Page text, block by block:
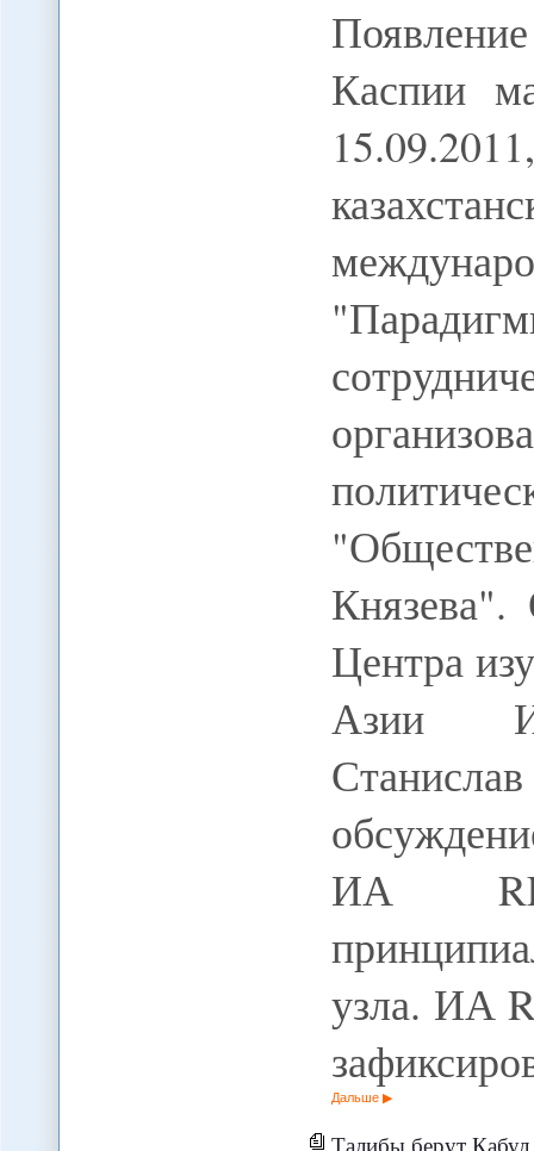
Каспии
Князева".
Центра
Азии
ИА
узла. ИА
Дальше
Талибы берут Кабул за